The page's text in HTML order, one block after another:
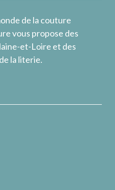
de la couture
vous propose des
et-Loire et des
la literie.